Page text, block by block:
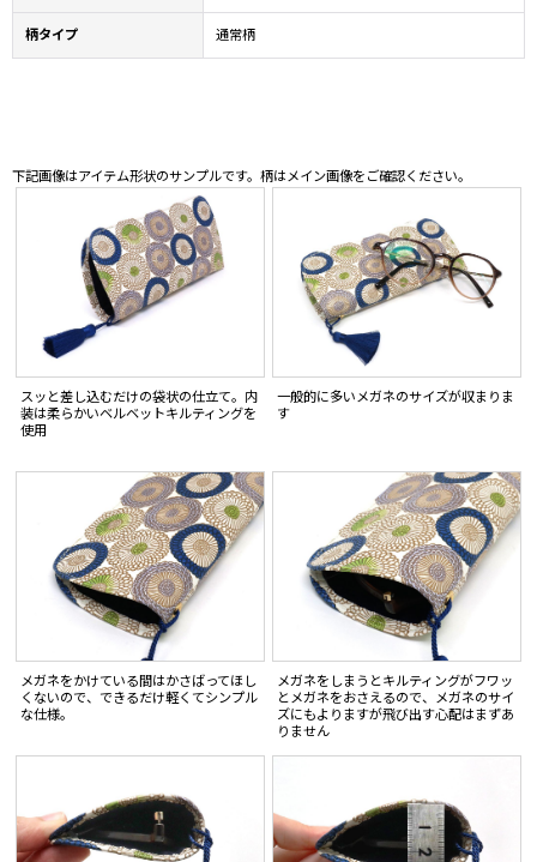
柄タイプ 通常柄
下記画像はアイテム形状のサンプルです。柄はメイン画像をご確認ください。
スッと差し込むだけの袋状の仕立て。内
装は柔らかいベルベットキルティングを
使用
一般的に多いメガネのサイズが収まりま
す
メガネをかけている間はかさばってほし
くないので、できるだけ軽くてシンプル
な仕様。
メガネをしまうとキルティングがフワッ
とメガネをおさえるので、メガネのサイ
ズにもよりますが飛び出す心配はまずあ
りません